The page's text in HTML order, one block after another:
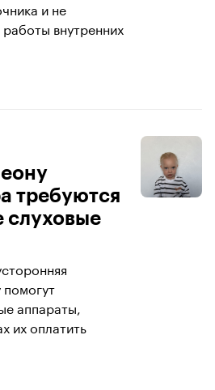
и не
внутренних
требуются
помогут
аппараты,
их оплатить